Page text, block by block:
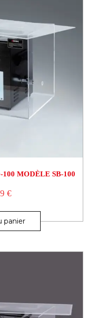
MODÈLE SB-100
€
panier